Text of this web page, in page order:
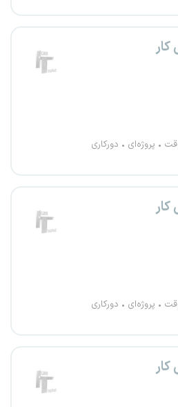
پروژه‌ای دورکاری
پروژه‌ای دورکاری